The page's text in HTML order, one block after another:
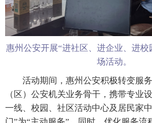
惠州公安开展“进社区、进企业、进校
场活动。
活动期间，惠州公安积极转变服务
（区）公安机关业务骨干，携带专业
一线、校园、社区活动中心及居民家